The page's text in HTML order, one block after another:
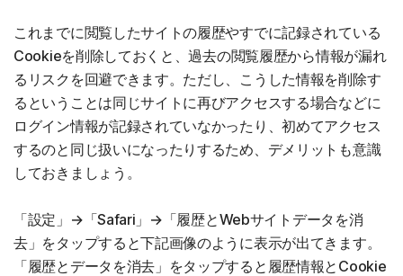
これまでに閲覧したサイトの履歴やすでに記録されている
Cookieを削除しておくと、過去の閲覧履歴から情報が漏れ
るリスクを回避できます。ただし、こうした情報を削除す
るということは同じサイトに再びアクセスする場合などに
ログイン情報が記録されていなかったり、初めてアクセス
するのと同じ扱いになったりするため、デメリットも意識
しておきましょう。
「設定」→「Safari」→「履歴とWebサイトデータを消
去」をタップすると下記画像のように表示が出てきます。
「履歴とデータを消去」をタップすると履歴情報とCookie